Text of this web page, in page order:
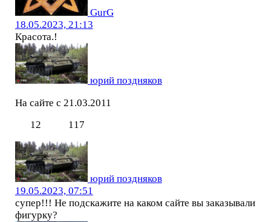
GurG
18.05.2023, 21:13
Красота.!
юрий поздняков
На сайте с 21.03.2011
12
117
юрий поздняков
19.05.2023, 07:51
супер!!! Не подскажите на каком сайте вы заказывали
фигурку?